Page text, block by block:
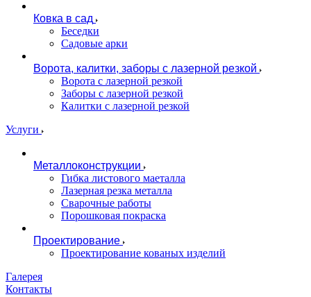
Ковка в сад
Беседки
Садовые арки
Ворота, калитки, заборы с лазерной резкой
Ворота с лазерной резкой
Заборы с лазерной резкой
Калитки с лазерной резкой
Услуги
Металлоконструкции
Гибка листового маеталла
Лазерная резка металла
Сварочные работы
Порошковая покраска
Проектирование
Проектирование кованых изделий
Галерея
Контакты